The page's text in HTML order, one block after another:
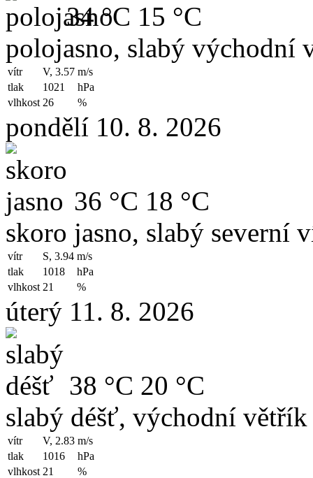
34 °C 15 °C
polojasno, slabý východní
vítr V, 3.57 m/s
tlak
1021
hPa
vlhkost 26 %
pondělí 10. 8. 2026
36 °C 18 °C
skoro jasno, slabý severní
vítr S, 3.94 m/s
tlak
1018
hPa
vlhkost 21 %
úterý 11. 8. 2026
38 °C 20 °C
slabý déšť, východní větřík
vítr V, 2.83 m/s
tlak
1016
hPa
vlhkost 21
%